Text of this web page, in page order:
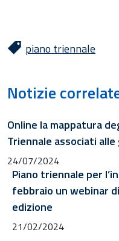
piano triennale
Notizie
Online la mappatura
Triennale associati
24/07/2024
Piano triennale per
febbraio un webinar
edizione
21/02/2024